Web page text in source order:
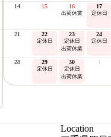
14 15 16
出荷休業
17
定休日
21 22
定休日
23
定休日
出荷休業
24
定休日
28 29
定休日
30
定休日
出荷休業
1
Location